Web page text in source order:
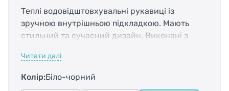
Теплі водовідштовхувальні рукавиці із
зручною внутрішньою підкладкою. Мають
стильний та сучасний дизайн. Виконані з
матеріалу Waterguard® з гарною здатністю
дихати. Зап'ястя з м'якою флісовою
окантовкою захистить від проникнення
Читати далі
Колір:Біло-чорний